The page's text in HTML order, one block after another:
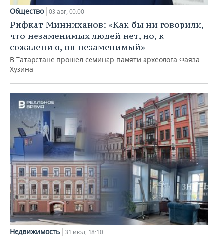
Общество 03 авг, 00:00
Рифкат Минниханов: «Как бы ни говорили,
что незаменимых людей нет, но, к
сожалению, он незаменимый»
В Татарстане прошел семинар памяти археолога Фаяза
Хузина
Недвижимость 31 июл, 18:10